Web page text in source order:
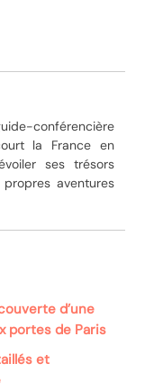
conférencière
la France en
ses trésors
aventures
d’une
portes de Paris
et